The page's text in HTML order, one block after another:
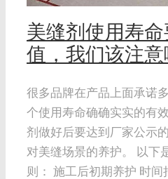
美缝剂使用寿
值，我们该注意
很多品牌在产品上面承诺
个使用寿命确确实实的有
剂做好后要达到厂家公示
对美缝场景的养护。 以下
则： 施工后初期养护 时